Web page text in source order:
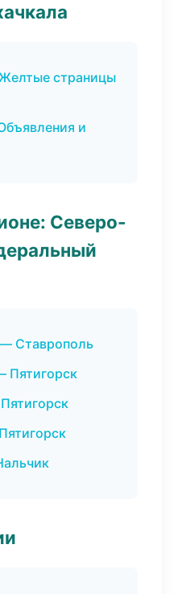
страницы
и
Северо-
Ставрополь
Пятигорск